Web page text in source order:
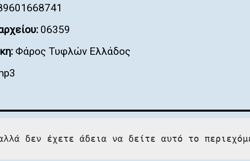
06359
Φάρος Τυφλών Ελλάδος
δεν έχετε άδεια να δείτε αυτό το